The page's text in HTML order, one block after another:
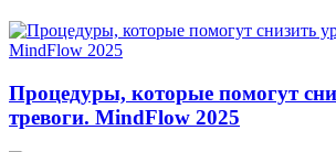
Процедуры, которые помогут
тревоги. MindFlow 2025